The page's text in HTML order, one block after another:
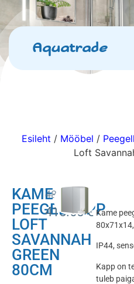
Aquatrade
Esileht / Mööbel /
Loft
KAME
PEEGELKAPP
LOFT
SAVANNAH
GREEN
80CM
489.00
415.65€ Kame
IP44,
Kapp on
tuleb